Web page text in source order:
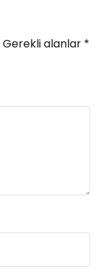
Gerekli alanlar *